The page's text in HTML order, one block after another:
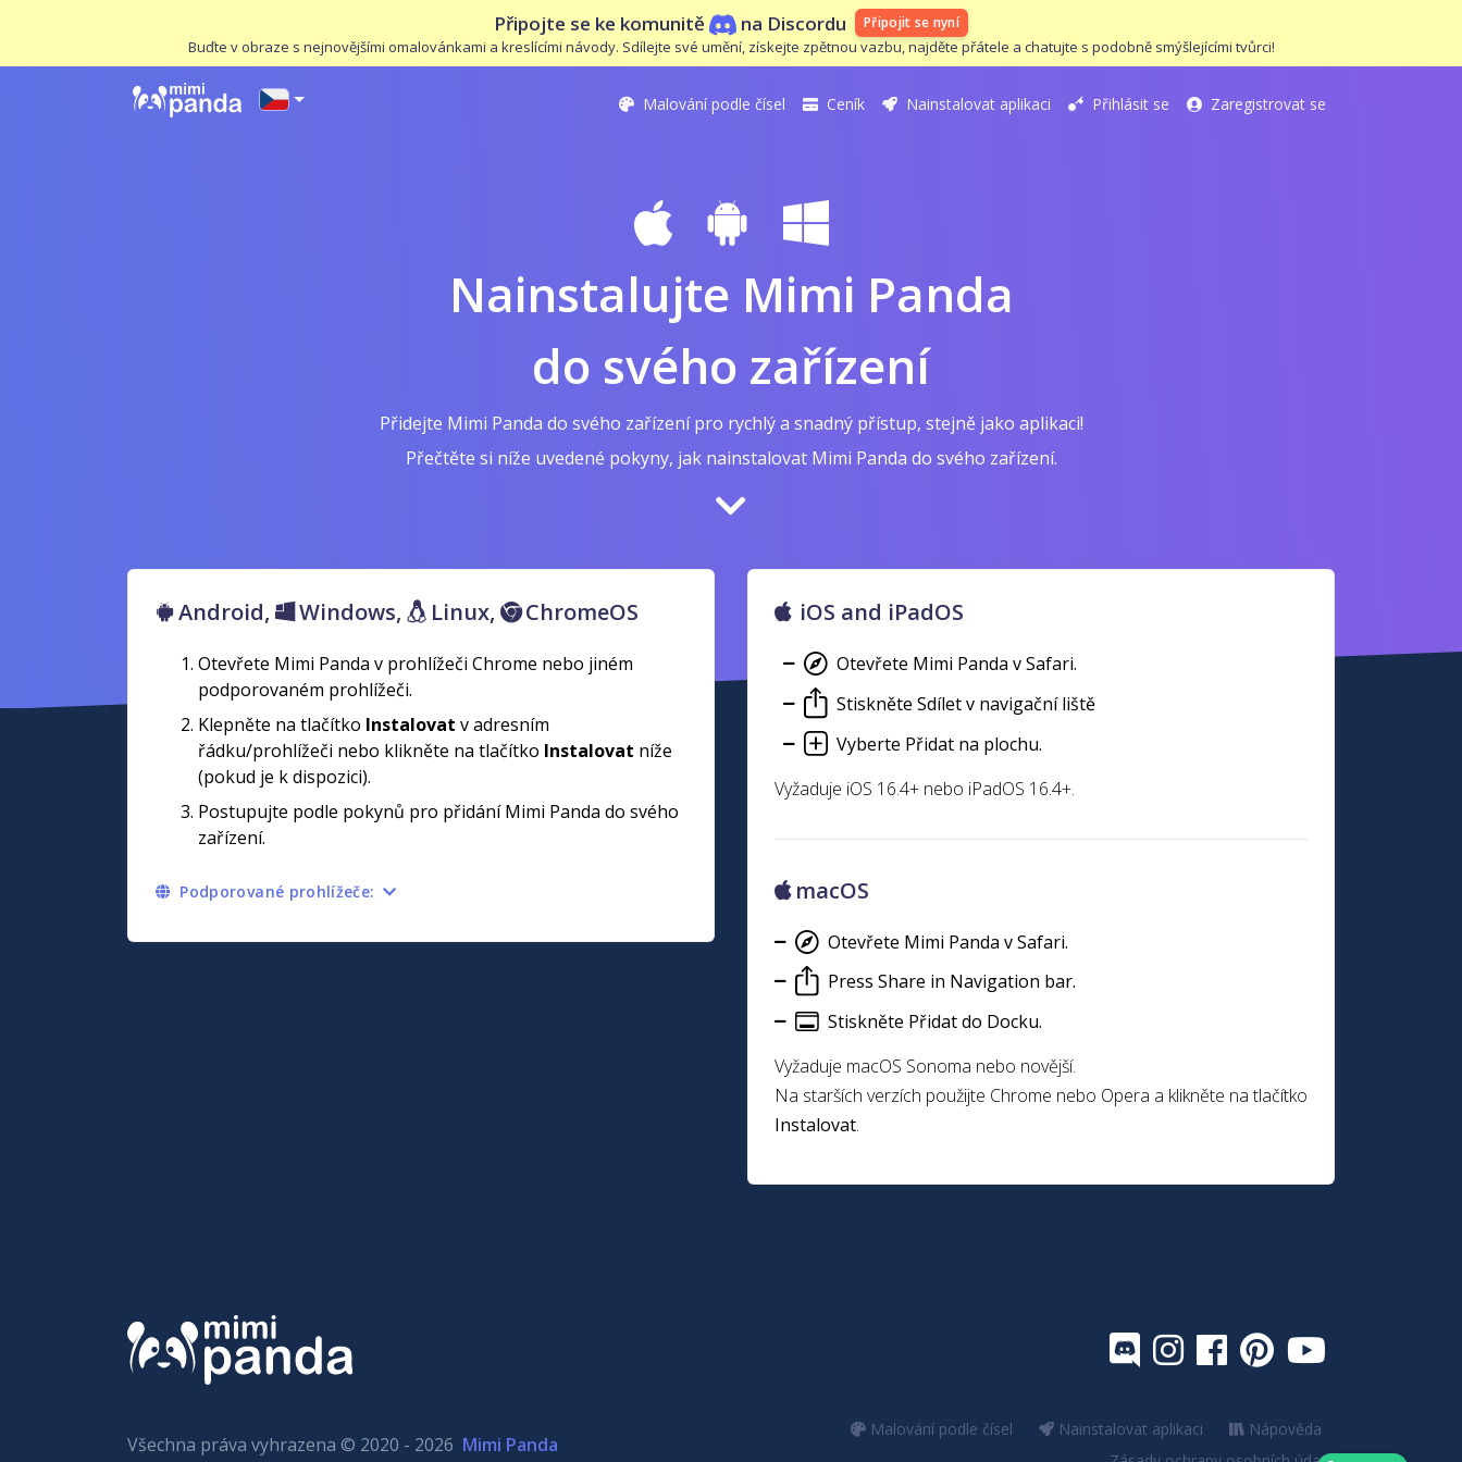
Připojte se ke komunitě na Discordu Připojit se nyní
Buďte v obraze s nejnovějšími omalovánkami a kreslícími návody. Sdílejte své umění, získejte zpětnou vazbu, najděte přátele a chatujte s podobně smýšlejícími tvůrci!
Malování podle čísel Ceník Nainstalovat aplikaci Přihlásit se Zaregistrovat se
Nainstalujte Mimi Panda
do svého zařízení
Přidejte Mimi Panda do svého zařízení pro rychlý a snadný přístup, stejně jako aplikaci!
Přečtěte si níže uvedené pokyny, jak nainstalovat Mimi Panda do svého zařízení.
Android, Windows, Linux, ChromeOS
Otevřete Mimi Panda v prohlížeči Chrome nebo jiném
podporovaném prohlížeči.
Klepněte na tlačítko Instalovat v adresním
řádku/prohlížeči nebo klikněte na tlačítko Instalovat níže
(pokud je k dispozici).
Postupujte podle pokynů pro přidání Mimi Panda do svého
zařízení.
Podporované prohlížeče:
iOS and iPadOS
Otevřete Mimi Panda v Safari.
Stiskněte Sdílet v navigační liště
Vyberte Přidat na plochu.
Vyžaduje iOS 16.4+ nebo iPadOS 16.4+.
macOS
Otevřete Mimi Panda v Safari.
Press Share in Navigation bar.
Stiskněte Přidat do Docku.
Vyžaduje macOS Sonoma nebo novější.
Na starších verzích použijte Chrome nebo Opera a klikněte na tlačítko
Instalovat.
Všechna práva vyhrazena © 2020 - 2026 Mimi Panda
Malování podle čísel Nainstalovat aplikaci
Nápověda